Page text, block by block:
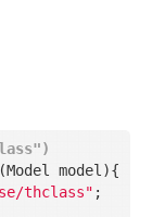
(Model model){
thclass" ;